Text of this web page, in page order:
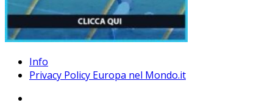
Info
Privacy Policy Europa nel Mondo.it